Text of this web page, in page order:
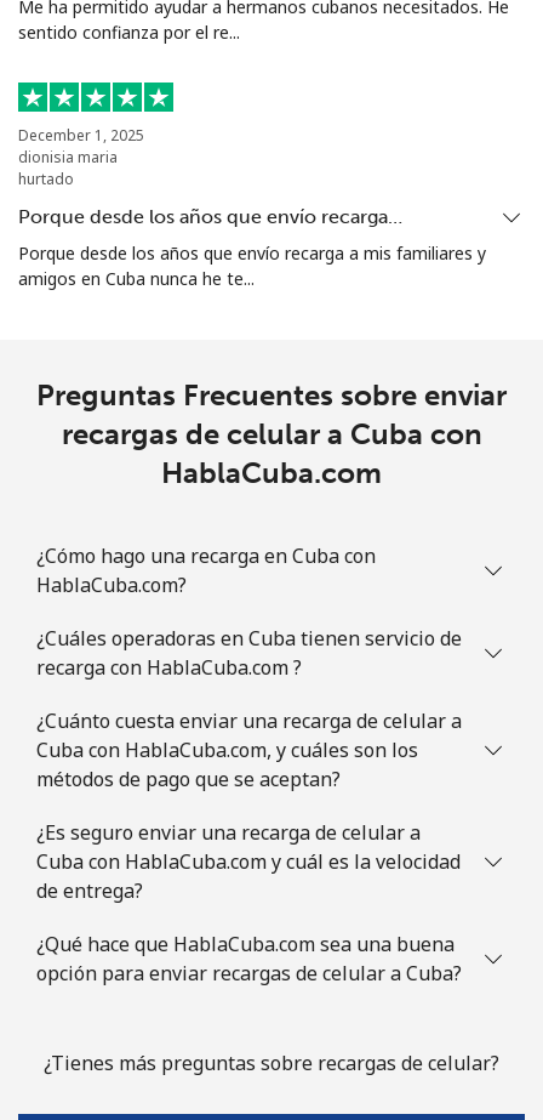
Me ha permitido ayudar a hermanos cubanos necesitados. He
sentido confianza por el re...
December 1, 2025
dionisia maria
hurtado
Porque desde los años que envío recarga…
Porque desde los años que envío recarga a mis familiares y
amigos en Cuba nunca he te...
Preguntas Frecuentes sobre enviar
recargas de celular a Cuba con
HablaCuba.com
¿Cómo hago una recarga en Cuba con
HablaCuba.com?
¿Cuáles operadoras en Cuba tienen servicio de
recarga con HablaCuba.com ?
¿Cuánto cuesta enviar una recarga de celular a
Cuba con HablaCuba.com, y cuáles son los
métodos de pago que se aceptan?
¿Es seguro enviar una recarga de celular a
Cuba con HablaCuba.com y cuál es la velocidad
de entrega?
¿Qué hace que HablaCuba.com sea una buena
opción para enviar recargas de celular a Cuba?
¿Tienes más preguntas sobre recargas de celular?